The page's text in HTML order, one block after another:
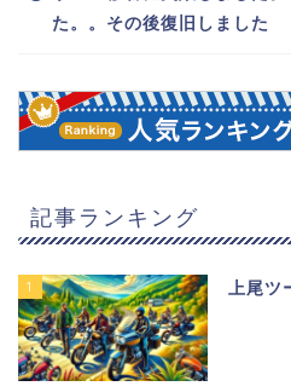
た。。その後復旧しました
記事ランキング
1 上尾ツ